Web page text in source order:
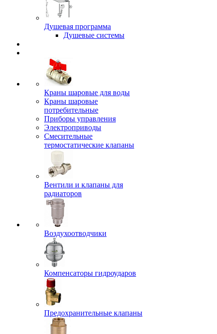
Душевая программа
Душевые системы
Краны шаровые для воды
Краны шаровые
потребительные
Приборы управления
Электроприводы
Смесительные
термостатические клапаны
Вентили и клапаны для
радиаторов
Воздухоотводчики
Компенсаторы гидроударов
Предохранительные клапаны